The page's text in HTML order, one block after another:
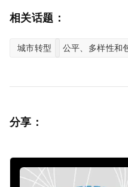
相关话题：
城市转型 公平、多样性和
分享：